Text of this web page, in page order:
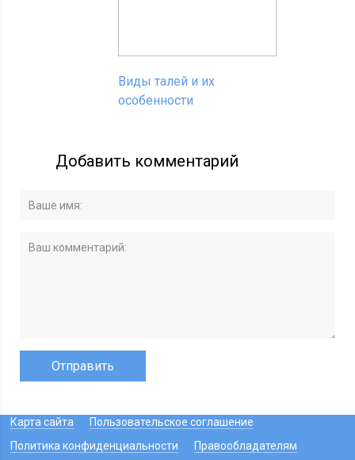
Виды талей и их
особенности
Добавить комментарий
Карта сайта
Пользовательское соглашение
Политика конфиденциальности
Правообладателям